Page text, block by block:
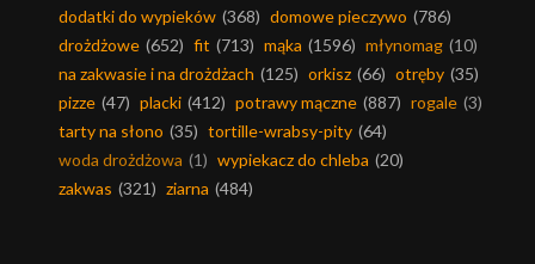
dodatki do wypieków (368) domowe pieczywo (786)
drożdżowe (652) fit (713) mąka (1596) młynomag (10)
na zakwasie i na drożdżach (125) orkisz (66) otręby (35)
pizze (47) placki (412) potrawy mączne (887) rogale (3)
tarty na słono (35) tortille-wrabsy-pity (64)
woda drożdżowa (1) wypiekacz do chleba (20)
zakwas (321) ziarna (484)